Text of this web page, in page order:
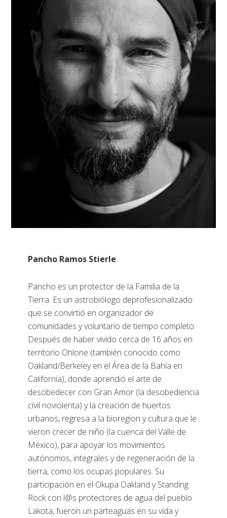
Pancho Ramos Stierle
Pancho es un protector de la Familia de la
Tierra. Es un astrobiólogo deprofesionalizado
que se convirtió en organizador de
comunidades y voluntario de tiempo completo.
Después de haber vivido cerca de 16 años en
territorio Ohlone (también conocido como
Oakland/Berkeley en el Área de la Bahía en
California), donde aprendió el arte de
desobedecer con Gran Amor (la desobediencia
civil noviolenta) y la creación de huertos
urbanos, regresa a la bioregion y cultura que le
vieron crecer de niño (la cuenca del Valle de
México), para apoyar los movimientos
autónomos, integrales y de regeneración de la
tierra, como los ocupas populares. Su
participación en el Okupa Oakland y Standing
Rock con l@s protectores de agua del pueblo
Lakota, fueron un parteaguas en su vida y